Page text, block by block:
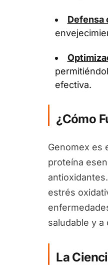
Defensa
efectiva.
¿Cómo
Genomex es
proteína
estrés
saludable y
La